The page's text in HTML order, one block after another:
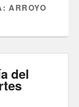
ARROYO
del